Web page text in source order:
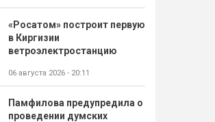
«Росатом» построит первую
в Киргизии
ветроэлектростанцию
06 августа 2026 - 20:11
Памфилова предупредила о
проведении думских